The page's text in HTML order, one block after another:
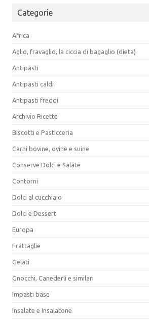
Categorie
Africa
Aglio, fravaglio, la ciccia di bagaglio (dieta)
Antipasti
Antipasti caldi
Antipasti freddi
Archivio Ricette
Biscotti e Pasticceria
Carni bovine, ovine e suine
Conserve Dolci e Salate
Contorni
Dolci al cucchiaio
Dolci e Dessert
Europa
Frattaglie
Gelati
Gnocchi, Canederli e similari
Impasti base
Insalate e Insalatone